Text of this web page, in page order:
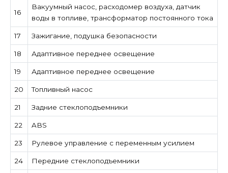
16
Вакуумный насос, расходомер воздуха, датчик
воды в топливе, трансформатор постоянного тока
17 Зажигание, подушка безопасности
18 Адаптивное переднее освещение
19 Адаптивное переднее освещение
20 Топливный насос
21 Задние стеклоподъемники
22 ABS
23 Рулевое управление с переменным усилием
24 Передние стеклоподъемники